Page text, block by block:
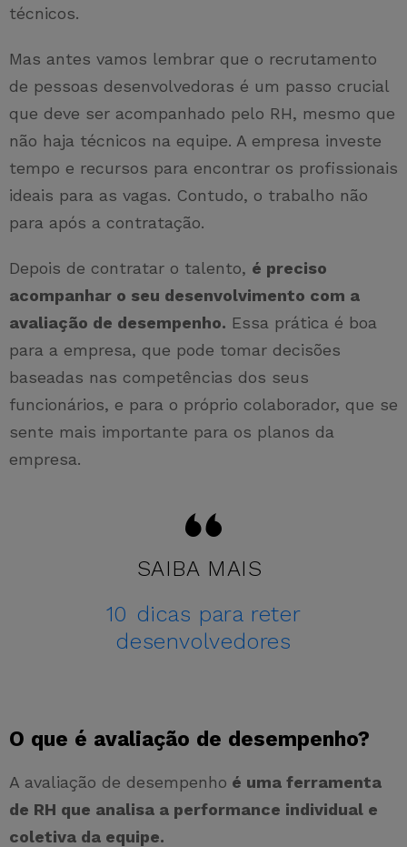
técnicos.
Mas antes vamos lembrar que o recrutamento
de pessoas desenvolvedoras é um passo crucial
que deve ser acompanhado pelo RH, mesmo que
não haja técnicos na equipe. A empresa investe
tempo e recursos para encontrar os profissionais
ideais para as vagas. Contudo, o trabalho não
para após a contratação.
Depois de contratar o talento, é preciso
acompanhar o seu desenvolvimento com a
avaliação de desempenho. Essa prática é boa
para a empresa, que pode tomar decisões
baseadas nas competências dos seus
funcionários, e para o próprio colaborador, que se
sente mais importante para os planos da
empresa.
SAIBA MAIS
10 dicas para reter
desenvolvedores
O que é avaliação de desempenho?
A avaliação de desempenho é uma ferramenta
de RH que analisa a performance individual e
coletiva da equipe.